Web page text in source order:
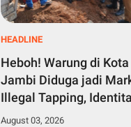
HEADLINE
Heboh! Warung di Kota
Jambi Diduga jadi
Illegal Tapping,
Pelaku Pencurian
August 03, 2026